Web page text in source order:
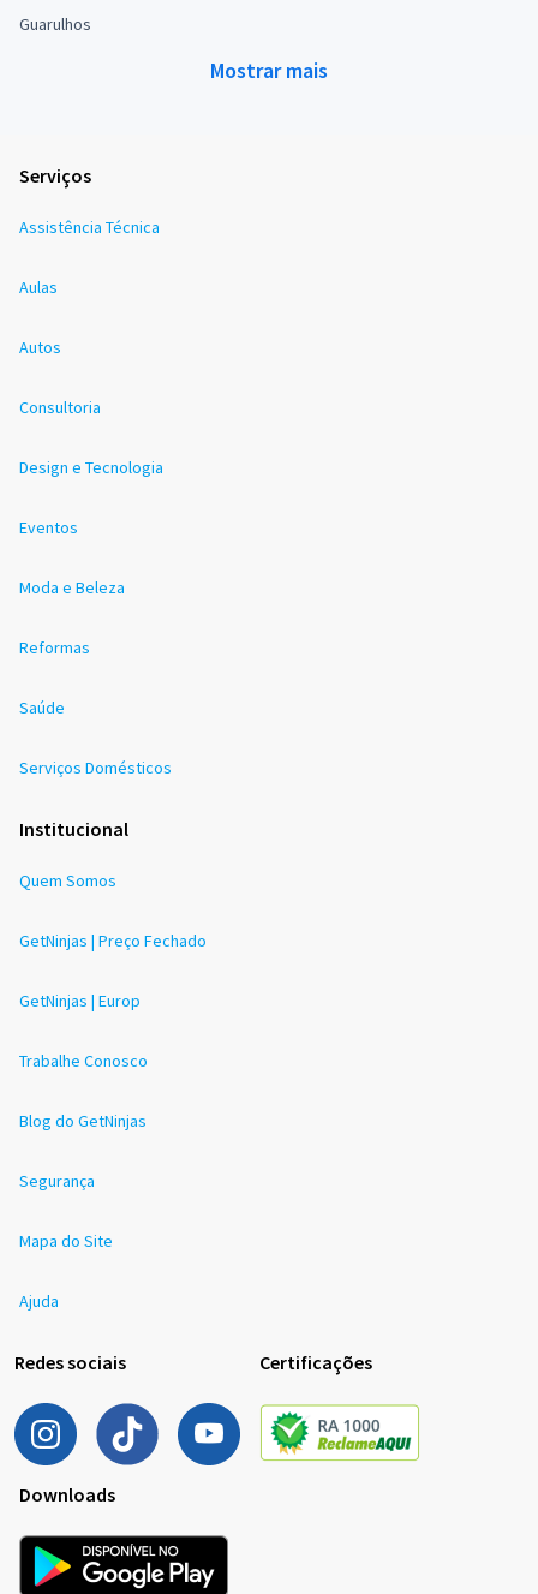
Guarulhos
Mostrar mais
Serviços
Assistência Técnica
Aulas
Autos
Consultoria
Design e Tecnologia
Eventos
Moda e Beleza
Reformas
Saúde
Serviços Domésticos
Institucional
Quem Somos
GetNinjas | Preço Fechado
GetNinjas | Europ
Trabalhe Conosco
Blog do GetNinjas
Segurança
Mapa do Site
Ajuda
Redes sociais Certificações
Downloads